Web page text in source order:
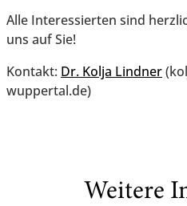
Alle Interessierten sind
uns auf Sie!
Kontakt: Dr. Kolja Lindner
wuppertal.de)
Weitere